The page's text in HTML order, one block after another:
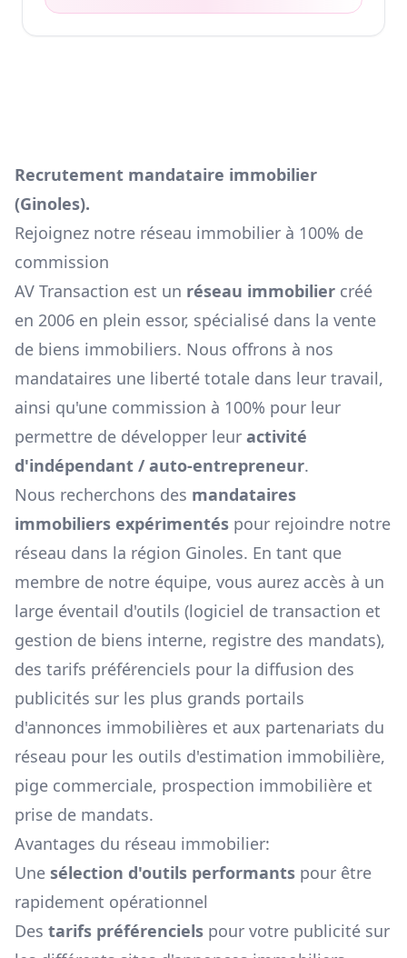
Recrutement mandataire immobilier
(Ginoles).
Rejoignez notre réseau immobilier à 100% de
commission
AV Transaction est un réseau immobilier créé
en 2006 en plein essor, spécialisé dans la vente
de biens immobiliers. Nous offrons à nos
mandataires une liberté totale dans leur travail,
ainsi qu'une commission à 100% pour leur
permettre de développer leur activité
d'indépendant / auto-entrepreneur.
Nous recherchons des mandataires
immobiliers expérimentés pour rejoindre notre
réseau dans la région Ginoles. En tant que
membre de notre équipe, vous aurez accès à un
large éventail d'outils (logiciel de transaction et
gestion de biens interne, registre des mandats),
des tarifs préférenciels pour la diffusion des
publicités sur les plus grands portails
d'annonces immobilières et aux partenariats du
réseau pour les outils d'estimation immobilière,
pige commerciale, prospection immobilière et
prise de mandats.
Avantages du réseau immobilier:
Une sélection d'outils performants pour être
rapidement opérationnel
Des tarifs préférenciels pour votre publicité sur